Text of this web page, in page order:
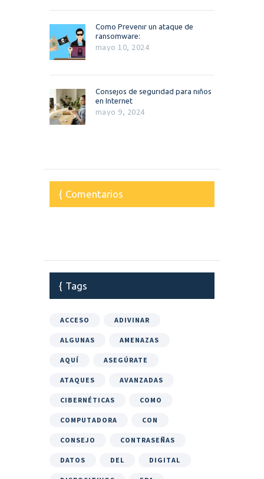
Como Prevenir un ataque de
ransomware:
mayo 10, 2024
Consejos de seguridad para niños
en Internet
mayo 9, 2024
Comentarios
Tags
ACCESO ADIVINAR
ALGUNAS AMENAZAS
AQUÍ ASEGÚRATE
ATAQUES AVANZADAS
CIBERNÉTICAS COMO
COMPUTADORA CON
CONSEJO CONTRASEÑAS
DATOS DEL DIGITAL